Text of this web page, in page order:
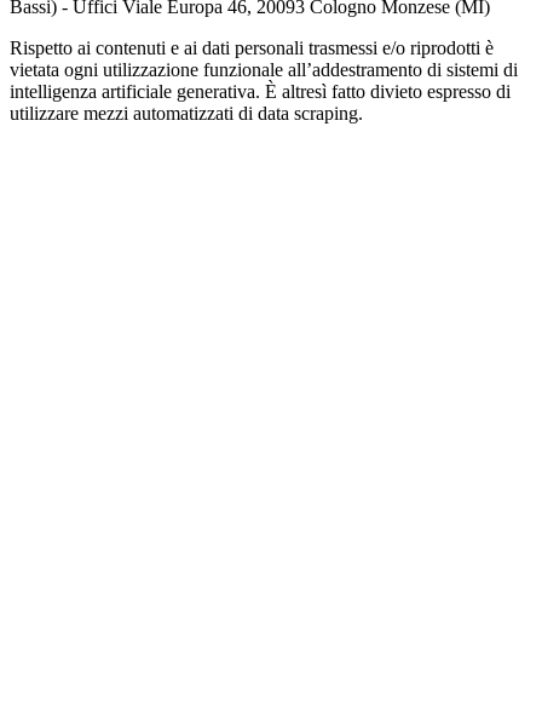
Bassi) - Uffici Viale Europa 46, 20093 Cologno Monzese (MI)
Rispetto ai contenuti e ai dati personali trasmessi e/o riprodotti è
vietata ogni utilizzazione funzionale all’addestramento di sistemi di
intelligenza artificiale generativa. È altresì fatto divieto espresso di
utilizzare mezzi automatizzati di data scraping.